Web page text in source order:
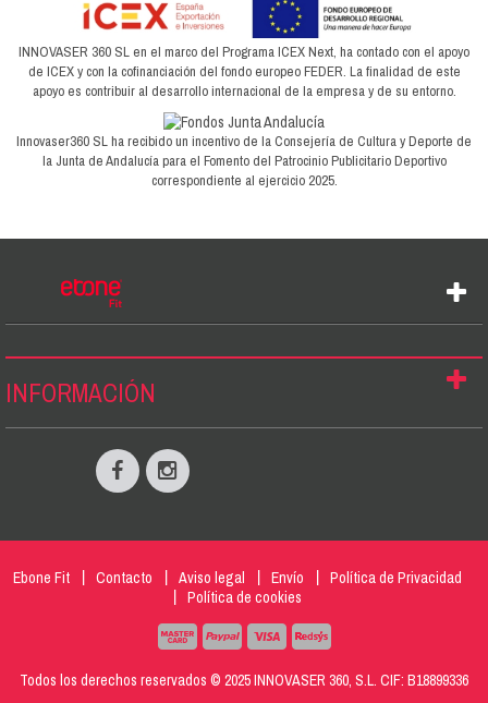
INNOVASER 360 SL en el marco del Programa ICEX Next, ha contado con el apoyo
de ICEX y con la cofinanciación del fondo europeo FEDER. La finalidad de este
apoyo es contribuir al desarrollo internacional de la empresa y de su entorno.
Innovaser360 SL ha recibido un incentivo de la Consejería de Cultura y Deporte de
la Junta de Andalucía para el Fomento del Patrocinio Publicitario Deportivo
correspondiente al ejercicio 2025.
INFORMACIÓN
Ebone Fit Contacto Aviso legal Envío
Política de Privacidad
Política de cookies
Todos los derechos reservados © 2025 INNOVASER 360, S.L. CIF: B18899336